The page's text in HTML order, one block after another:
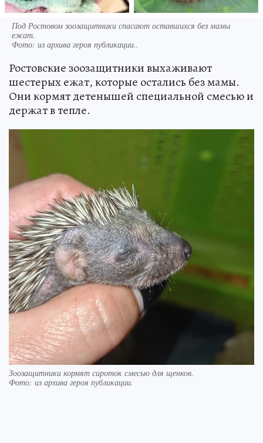
Под Ростовом зоозащитники спасают оставшихся без мамы
ежат.
Фото: из архива героя публикации..
Ростовские зоозащитники выхаживают
шестерых ежат, которые остались без мамы.
Они кормят детенышей специальной смесью и
держат в тепле.
Зоозащитники кормят сироток смесью для щенков.
Фото: из архива героя публикации.